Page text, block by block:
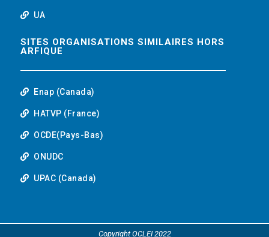
UA
SITES ORGANISATIONS SIMILAIRES HORS
ARFIQUE
Enap (Canada)
HATVP (France)
OCDE(Pays-Bas)
ONUDC
UPAC (Canada)
Copyright OCLEI 2022